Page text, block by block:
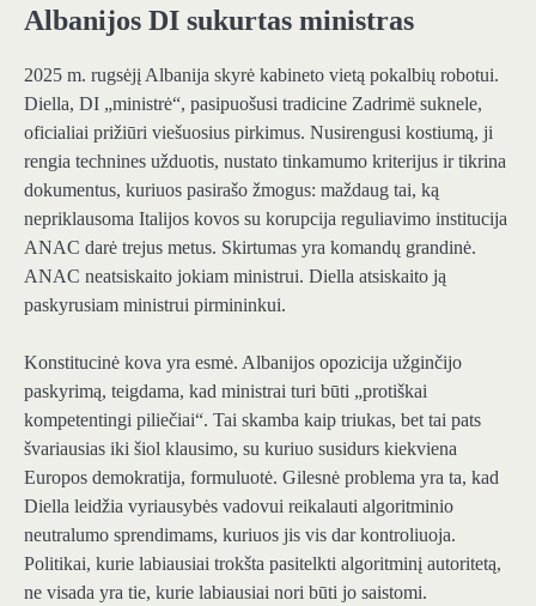
Albanijos DI sukurtas ministras
2025 m. rugsėjį Albanija skyrė kabineto vietą pokalbių robotui.
Diella, DI „ministrė“, pasipuošusi tradicine Zadrimë suknele,
oficialiai prižiūri viešuosius pirkimus. Nusirengusi kostiumą, ji
rengia technines užduotis, nustato tinkamumo kriterijus ir tikrina
dokumentus, kuriuos pasirašo žmogus: maždaug tai, ką
nepriklausoma Italijos kovos su korupcija reguliavimo institucija
ANAC darė trejus metus. Skirtumas yra komandų grandinė.
ANAC neatsiskaito jokiam ministrui. Diella atsiskaito ją
paskyrusiam ministrui pirmininkui.
Konstitucinė kova yra esmė. Albanijos opozicija užginčijo
paskyrimą, teigdama, kad ministrai turi būti „protiškai
kompetentingi piliečiai“. Tai skamba kaip triukas, bet tai pats
švariausias iki šiol klausimo, su kuriuo susidurs kiekviena
Europos demokratija, formuluotė. Gilesnė problema yra ta, kad
Diella leidžia vyriausybės vadovui reikalauti algoritminio
neutralumo sprendimams, kuriuos jis vis dar kontroliuoja.
Politikai, kurie labiausiai trokšta pasitelkti algoritminį autoritetą,
ne visada yra tie, kurie labiausiai nori būti jo saistomi.